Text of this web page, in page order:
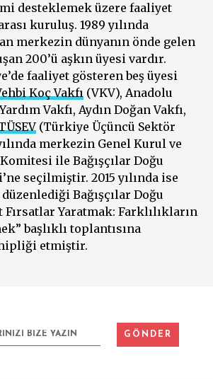
desteklemek üzere faaliyet
kuruluş. 1989 yılında
merkezin dünyanın önde gelen
200’ü aşkın üyesi vardır.
faaliyet gösteren beş üyesi
Koç Vakfı (VKV), Anadolu
Vakfı, Aydın Doğan Vakfı,
(Türkiye Üçüncü Sektör
merkezin Genel Kurul ve
ile Bağışçılar Doğu
seçilmiştir. 2015 yılında ise
Bağışçılar Doğu
Fırsatlar Yaratmak: Farklılıkların
başlıklı toplantısına
etmiştir.